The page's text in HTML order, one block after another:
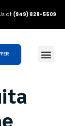
at (949) 828-5509